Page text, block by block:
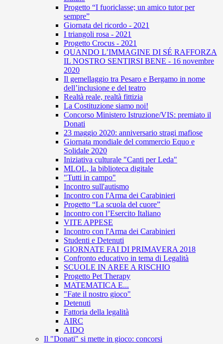
Progetto “I fuoriclasse; un amico tutor per
sempre”
Giornata del ricordo - 2021
I triangoli rosa - 2021
Progetto Crocus - 2021
QUANDO L’IMMAGINE DI SÉ RAFFORZA
IL NOSTRO SENTIRSI BENE - 16 novembre
2020
Il gemellaggio tra Pesaro e Bergamo in nome
dell’inclusione e del teatro
Realtà reale, realtà fittizia
La Costituzione siamo noi!
Concorso Ministero Istruzione/VIS: premiato il
Donati
23 maggio 2020: anniversario stragi mafiose
Giornata mondiale del commercio Equo e
Solidale 2020
Iniziativa culturale "Canti per Leda"
MLOL, la biblioteca digitale
"Tutti in campo"
Incontro sull'autismo
Incontro con l'Arma dei Carabinieri
Progetto “La scuola del cuore”
Incontro con l’Esercito Italiano
VITE APPESE
Incontro con l'Arma dei Carabinieri
Studenti e Detenuti
GIORNATE FAI DI PRIMAVERA 2018
Confronto educativo in tema di Legalità
SCUOLE IN AREE A RISCHIO
Progetto Pet Therapy
MATEMATICA E...
"Fate il nostro gioco"
Detenuti
Fattoria della legalità
AIRC
AIDO
Il "Donati" si mette in gioco: concorsi